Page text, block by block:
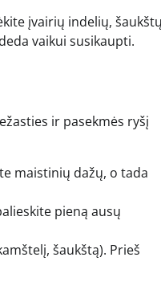
įvairių indelių, šaukštų
vaikui susikaupti.
ir pasekmės ryšį
maistinių dažų, o tada
pieną ausų
šaukštą). Prieš